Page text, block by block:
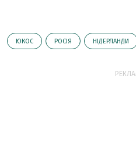
ЮКОС РОСІЯ НІДЕРЛАНДИ